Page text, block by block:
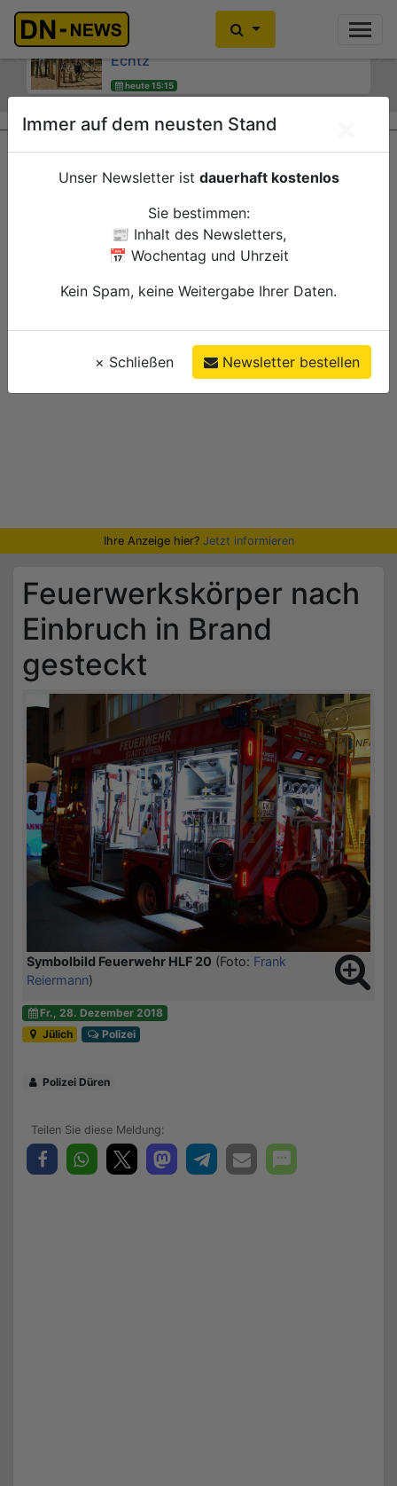
Kinder- und Jugendsprecherinnen
des Jugendheims engagieren sich für
Echtz
heute 15:15
Kein Alkoholkonsum in der
Schwangerschaft: Interaktive
Wanderausstellung ZERO! im
Kreishaus
Düren
Verwaltung
Previous
Ihre Anzeige hier? Jetzt informieren
Feuerwerkskörper nach
Einbruch in Brand
gesteckt
Symbolbild Feuerwehr HLF 20 (Foto: Frank
Reiermann)
Fr., 28. Dezember 2018
Jülich
Polizei
Polizei Düren
Immer auf dem neusten Stand
Unser Newsletter ist dauerhaft kostenlos
Sie bestimmen:
📰 Inhalt des Newsletters,
📅 Wochentag und Uhrzeit
Kein Spam, keine Weitergabe Ihrer Daten.
× Schließen Newsletter bestellen